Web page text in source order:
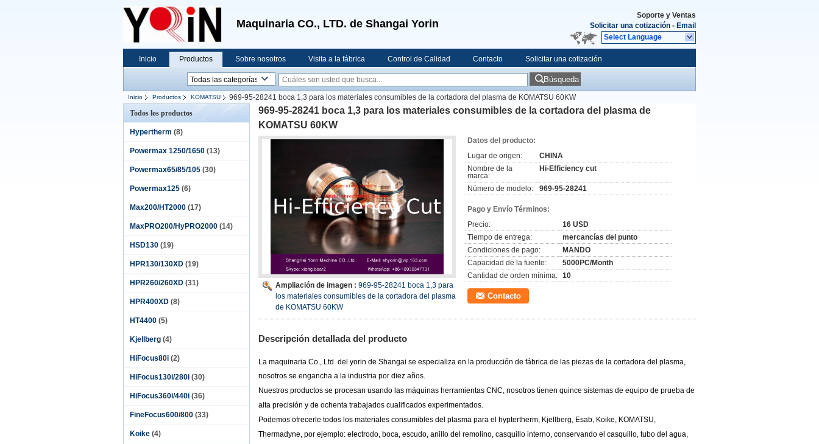
Maquinaria CO., LTD. de Shangai Yorin
Soporte y Ventas
Solicitar una cotización - Email
Select Language
Inicio Productos Sobre nosotros Visita a la fábrica Control de Calidad Contacto Solicitar una cotización
Búsqueda
Inicio Productos KOMATSU
969-95-28241 boca 1,3 para los materiales consumibles de la cortadora del plasma de KOMATSU 60KW
Todos los productos
Hypertherm (8)
Powermax 1250/1650 (13)
Powermax65/85/105 (30)
Powermax125 (6)
Max200/HT2000 (17)
MaxPRO200/HyPRO2000 (14)
HSD130 (19)
HPR130/130XD (19)
HPR260/260XD (31)
HPR400XD (8)
HT4400 (5)
Kjellberg (4)
HiFocus80i (2)
HiFocus130i/280i (30)
HiFocus360i/440i (36)
FineFocus600/800 (33)
Koike (4)
969-95-28241 boca 1,3 para los materiales consumibles de la cortadora del plasma de
KOMATSU 60KW
Ampliación de imagen : 969-95-28241 boca 1,3 para
los materiales consumibles de la cortadora del plasma
de KOMATSU 60KW
Datos del producto:
Lugar de origen:
CHINA
Nombre de la
marca:
Hi-Efficiency cut
Número de modelo: 969-95-28241
Pago y Envío Términos:
Precio:
16 USD
Tiempo de entrega:
mercancías del punto
Condiciones de pago:
MANDO
Capacidad de la fuente:
5000PC/Month
Cantidad de orden mínima: 10
Contacto
Descripción detallada del producto
La maquinaria Co., Ltd. del yorin de Shangai se especializa en la producción de fábrica de las piezas de la cortadora del plasma,
nosotros se engancha a la industria por diez años.
Nuestros productos se procesan usando las máquinas herramientas CNC, nosotros tienen quince sistemas de equipo de prueba de
alta precisión y de ochenta trabajados cualificados experimentados.
Podemos ofrecerle todos los materiales consumibles del plasma para el hyptertherm, Kjellberg, Esab, Koike, KOMATSU,
Thermadyne, por ejemplo: electrodo, boca, escudo, anillo del remolino, casquillo interno, conservando el casquillo, tubo del agua,